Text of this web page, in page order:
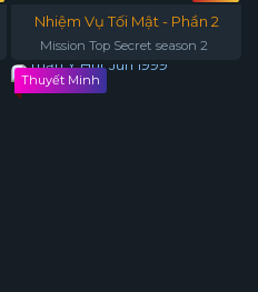
Nhiệm Vụ Tối Mật - Phần 2
Mission Top Secret season 2
Thuyết Minh